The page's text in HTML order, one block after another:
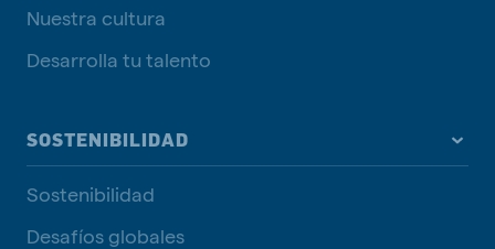
Nuestra cultura
Desarrolla tu talento
SOSTENIBILIDAD
Sostenibilidad
Desafíos globales